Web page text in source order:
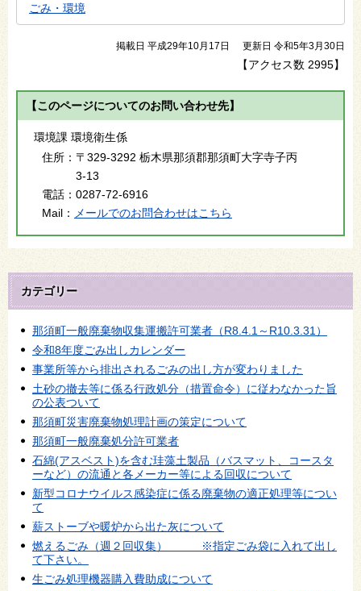
ごみ・環境
掲載日 平成29年10月17日 更新日 令和5年3月30日
【アクセス数 2995】
【このページについてのお問い合わせ先】
環境課 環境衛生係
住所： 〒329-3292 栃木県那須郡那須町大字寺子丙
3-13
電話： 0287-72-6916
Mail：
メールでのお問合わせはこちら
カテゴリー
那須町一般廃棄物収集運搬許可業者（R8.4.1～R10.3.31）
令和8年度ごみ出しカレンダー
事業所等から排出されるごみの出し方が変わりました
土砂の撤去等に係る行政処分（措置命令）に従わなかった旨
の公表ついて
那須町災害廃棄物処理計画の策定について
那須町一般廃棄処分許可業者
石綿(アスベスト)を含む珪藻土製品（バスマット、コースタ
ーなど）の流通と各メーカー等による回収について
新型コロナウイルス感染症に係る廃棄物の適正処理等につい
て
薪ストーブや暖炉から出た灰について
燃えるごみ（週２回収集） ※指定ごみ袋に入れて出し
て下さい。
生ごみ処理機器購入費助成について